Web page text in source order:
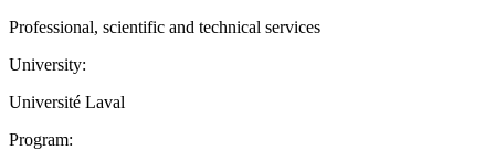
Professional, scientific and technical services
University:
Université Laval
Program: